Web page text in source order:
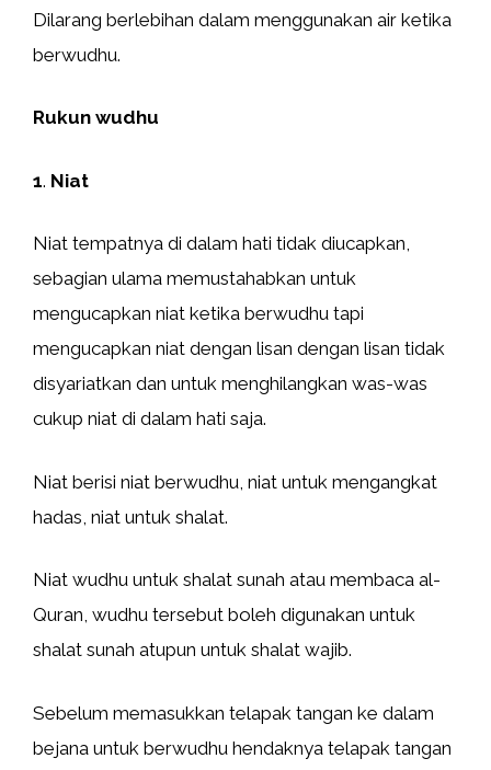
Dilarang berlebihan dalam menggunakan air ketika
berwudhu.
Rukun wudhu
1. Niat
Niat tempatnya di dalam hati tidak diucapkan,
sebagian ulama memustahabkan untuk
mengucapkan niat ketika berwudhu tapi
mengucapkan niat dengan lisan dengan lisan tidak
disyariatkan dan untuk menghilangkan was-was
cukup niat di dalam hati saja.
Niat berisi niat berwudhu, niat untuk mengangkat
hadas, niat untuk shalat.
Niat wudhu untuk shalat sunah atau membaca al-
Quran, wudhu tersebut boleh digunakan untuk
shalat sunah atupun untuk shalat wajib.
Sebelum memasukkan telapak tangan ke dalam
bejana untuk berwudhu hendaknya telapak tangan